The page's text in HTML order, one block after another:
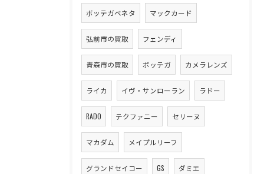
ボッテガベネタ マックカード
弘前市の買取 フェンディ
青森市の買取 ボッテガ カメラレンズ
ライカ イヴ・サンローラン ラドー
RADO テクファニー セリーヌ
マカダム メイプルリーフ
グランドセイコー GS ダミエ